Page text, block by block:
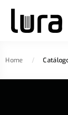
Home /